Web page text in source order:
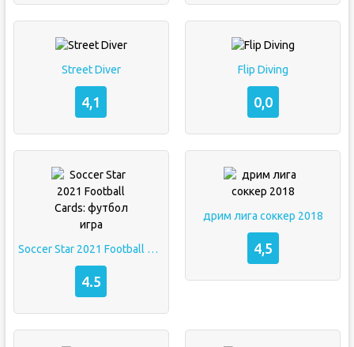
Street Diver
4,1
Flip Diving
0,0
Soccer Star 2021 Football Cards: футбол игра
4.5
дрим лига соккер 2018
4,5